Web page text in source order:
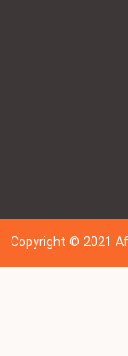
Copyright © 202 1